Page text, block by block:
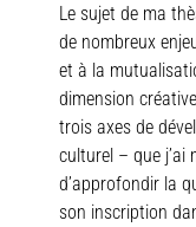
Le sujet de ma
de nombreux
et à la
dimension
trois axes de
culturel – que j’ai
d’approfondir la
son inscription